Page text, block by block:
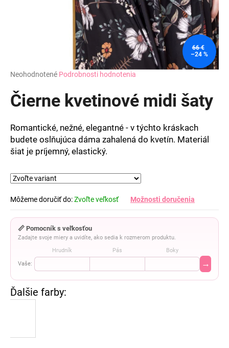
Priemerné
produktu
je
5
hviezdičiek.
Neohodnotené Podrobnosti hodnotenia
Čierne kvetinové midi šaty
Romantické, nežné, elegantné - v týchto kráskach
budete oslňujúca dáma zahalená do kvetín. Materiál
šiat je príjemný, elastický.
Môžeme doručiť do:Zvoľte veľkosť Možnosti doručenia
📏 Pomocník s veľkosťou
Zadajte svoje miery a uvidíte, ako sedia k rozmerom produktu.
Hrudník
Pás Boky
Vaše: →
66 €
–24 %